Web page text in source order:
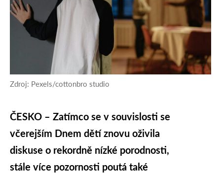
Zdroj: Pexels/cottonbro studio
ČESKO – Zatímco se v souvislosti se
včerejším Dnem dětí znovu oživila
diskuse o rekordně nízké porodnosti,
stále více pozornosti poutá také